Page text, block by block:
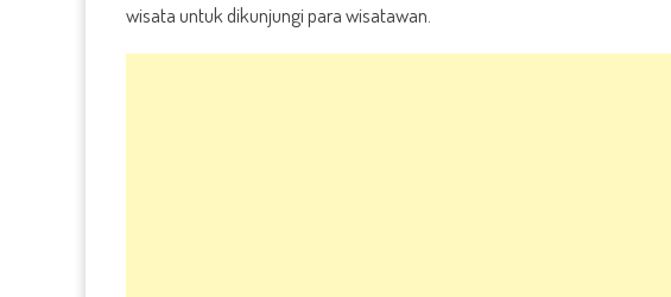
wisata untuk dikunjungi para wisatawan.